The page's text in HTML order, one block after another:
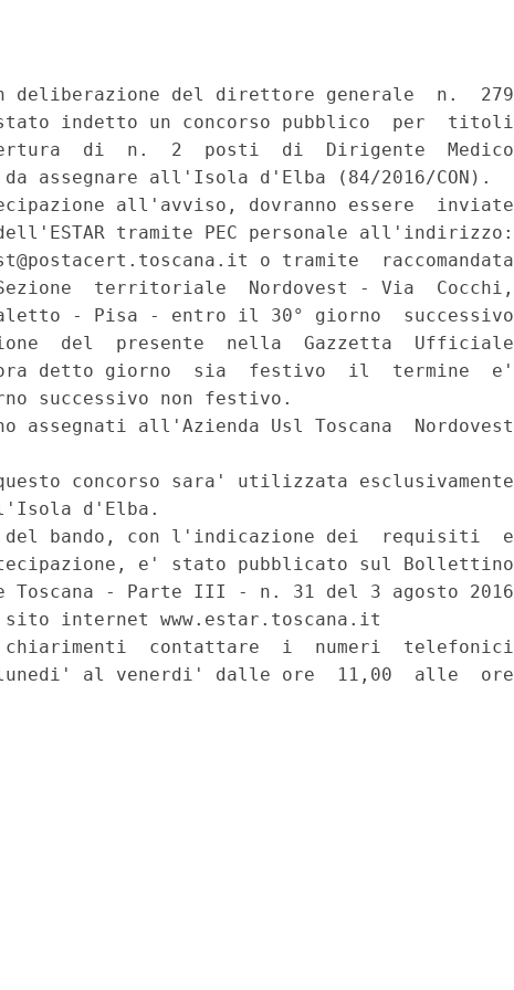
deliberazione del direttore generale  n.  279
indetto un concorso pubblico  per  titoli
di  n.  2  posti  di  Dirigente  Medico
assegnare all'Isola d'Elba (84/2016/CON).
all'avviso, dovranno essere  inviate
tramite PEC personale all'indirizzo:
o tramite  raccomandata
territoriale  Nordovest - Via  Cocchi,
- Pisa - entro il 30° giorno  successivo
del  presente  nella  Gazzetta  Ufficiale
detto giorno  sia  festivo  il  termine  e'
successivo non festivo.
assegnati all'Azienda Usl Toscana  Nordovest
concorso sara' utilizzata esclusivamente
l'Isola d'Elba.
bando, con l'indicazione dei  requisiti  e
e' stato pubblicato sul Bollettino
- Parte III - n. 31 del 3 agosto 2016
internet www.estar.toscana.it
contattare  i  numeri  telefonici
lunedi' al venerdi' dalle ore  11,00  alle  ore